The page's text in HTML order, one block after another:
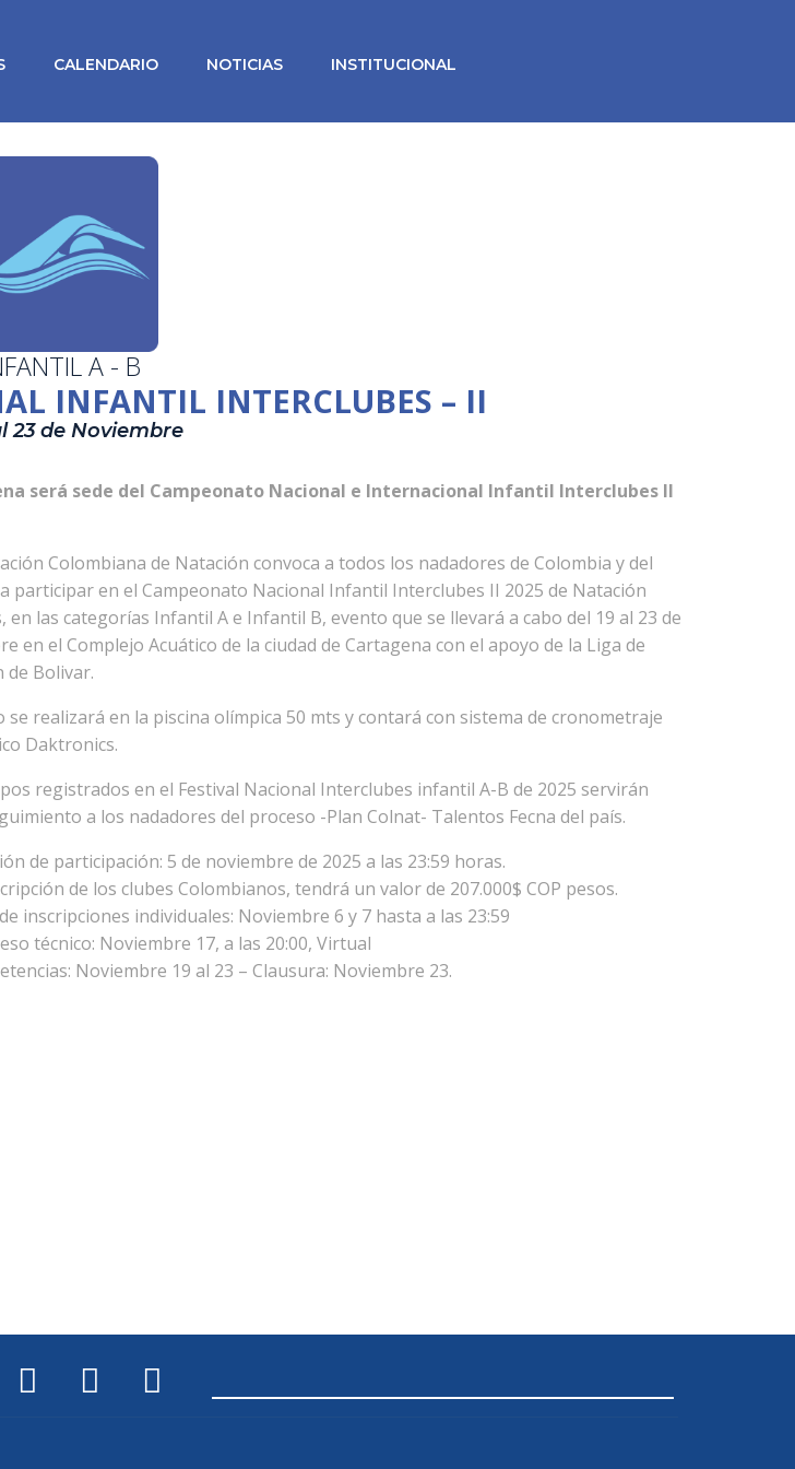
CALENDARIO NOTICIAS INSTITUCIONAL
A - B
INFANTIL INTERCLUBES – II
23 de Noviembre
será sede del Campeonato Nacional e Internacional Infantil Interclubes II
Colombiana de Natación convoca a todos los nadadores de Colombia y del
participar en el Campeonato Nacional Infantil Interclubes II 2025 de Natación
en las categorías Infantil A e Infantil B, evento que se llevará a cabo del 19 al 23 de
en el Complejo Acuático de la ciudad de Cartagena con el apoyo de la Liga de
de Bolivar.
se realizará en la piscina olímpica 50 mts y contará con sistema de cronometraje
Daktronics.
registrados en el Festival Nacional Interclubes infantil A-B de 2025 servirán
a los nadadores del proceso -Plan Colnat- Talentos Fecna del país.
de participación: 5 de noviembre de 2025 a las 23:59 horas.
de los clubes Colombianos, tendrá un valor de 207.000$ COP pesos.
inscripciones individuales: Noviembre 6 y 7 hasta a las 23:59
técnico: Noviembre 17, a las 20:00, Virtual
Noviembre 19 al 23 – Clausura: Noviembre 23.